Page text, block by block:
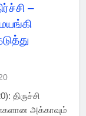
–
திருச்சி
அக்காவும்